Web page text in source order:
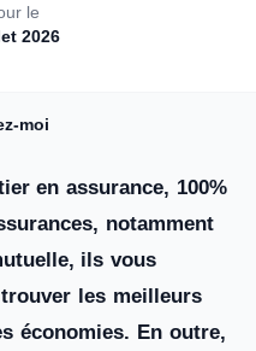
le
2026
moi
en assurance, 100%
notamment
ils vous
les meilleurs
économies. En outre,